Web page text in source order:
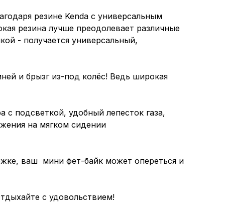
резине Kenda с универсальным
резина лучше преодолевает различные
- получается универсальный,
и брызг из-под колёс! Ведь широкая
подсветкой, удобный лепесток газа,
на мягком сидении
ваш мини фет-байк может опереться и
с удовольствием!